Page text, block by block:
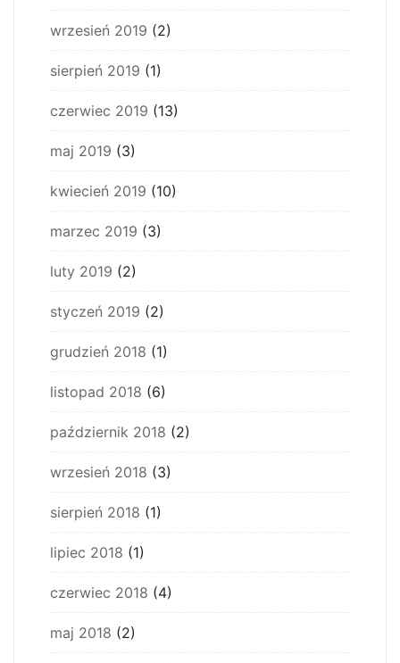
wrzesień 2019 (2)
sierpień 2019 (1)
czerwiec 2019 (13)
maj 2019 (3)
kwiecień 2019 (10)
marzec 2019 (3)
luty 2019 (2)
styczeń 2019 (2)
grudzień 2018 (1)
listopad 2018 (6)
październik 2018 (2)
wrzesień 2018 (3)
sierpień 2018 (1)
lipiec 2018 (1)
czerwiec 2018 (4)
maj 2018 (2)